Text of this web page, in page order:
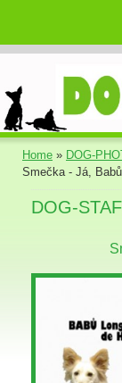
Home » DOG-
Smečka - Já,
DOG-